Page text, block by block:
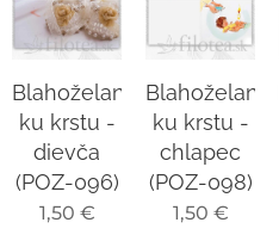
Blahoželanie
ku krstu -
dievča
(POZ-096)
1,50 €
Blahoželanie
ku krstu -
chlapec
(POZ-098)
1,50 €